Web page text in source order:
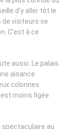
d’y aller tôt le
de visiteurs se
C’est à ce
aussi. Le palais
aisance
colonnes
est moins figée
spectaculaire au